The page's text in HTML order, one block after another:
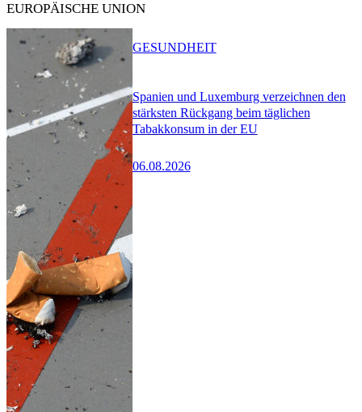
EUROPÄISCHE UNION
Spanien und Luxemburg verzeichnen den
stärksten Rückgang beim täglichen
Tabakkonsum in der EU
06.08.2026
GESUNDHEIT